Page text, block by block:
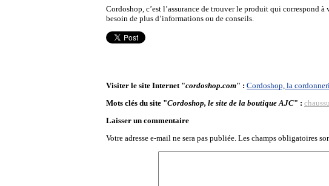
Cordoshop, c’est l’assurance de trouver le produit qui correspond
besoin de plus d’informations ou de conseils.
Visiter le site Internet "cordoshop.com" : Cordoshop, la
Mots clés du site "Cordoshop, le site de la boutique AJC" :
Laisser un commentaire
Votre adresse e-mail ne sera pas publiée. Les champs obligatoires